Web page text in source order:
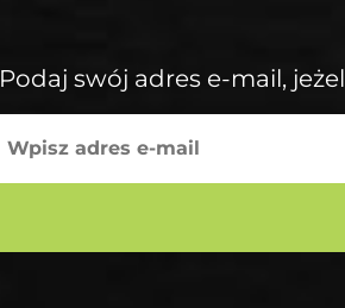
Podaj swój adres e-mail,